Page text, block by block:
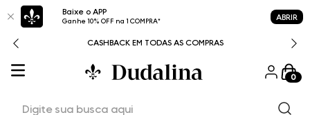
Baixe o APP
Ganhe 10% OFF na 1 COMPRA* ABRIR
CASHBACK EM TODAS AS COMPRAS
0